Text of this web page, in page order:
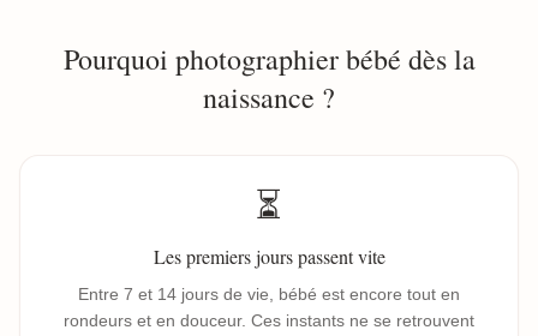
Pourquoi photographier bébé dès la
naissance ?
⏳
Les premiers jours passent vite
Entre 7 et 14 jours de vie, bébé est encore tout en
rondeurs et en douceur. Ces instants ne se retrouvent